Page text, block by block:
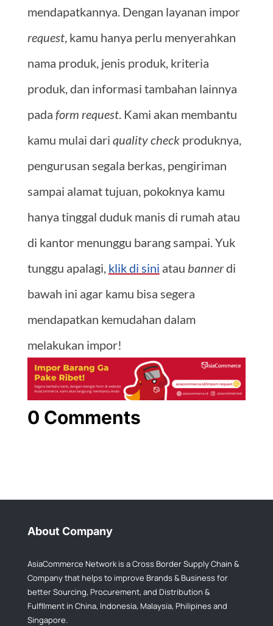
mendapatkannya. Dengan layanan impor
request, kamu hanya perlu menyerahkan
nama produk, jenis produk, kriteria
produk, dan informasi tambahan lainnya
pada form request. Kami akan membantu
kamu mulai dari quality check produknya,
pengurusan segala berkas, pengiriman
sampai alamat tujuan, pokoknya kamu
hanya tinggal duduk manis di rumah atau
di kantor menunggu barang sampai. Yuk
tunggu apalagi, klik di sini atau bannerdi
bawah ini agar kamu bisa segera
mendapatkan kemudahan dalam
melakukan impor!
0 Comments
About Company
AsiaCommerce Network is a Cross Border Supply Chain &
Company that helps to improve Brands & Business for
better Sourcing, Procurement, and Distribution &
Fulfllment in China, Indonesia, Malaysia, Philipines and
Singapore.